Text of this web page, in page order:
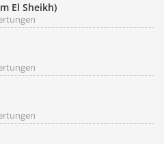
El Sheikh)